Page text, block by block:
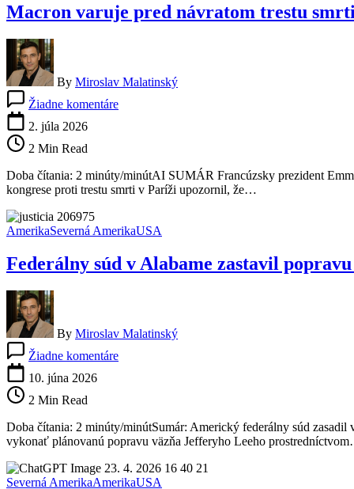
rozdeľujú
Macron varuje pred návratom trestu
By Miroslav Malatinský
Žiadne komentáreMacron
smrti.
Hovorí
nebezpečnom
trende,
naberá
2. júla 2026
2 Min Read
Doba čítania: 2 minúty/minútAI SUMÁR Francúzsky prezident
kongrese proti trestu smrti v Paríži upozornil, že…
AmerikaSeverná AmerikaUSA
Federálny súd v Alabame zastavil
By Miroslav Malatinský
Žiadne komentáreFederálny
popravu
dusíkom:
Kontroverzná
metóda
10. júna 2026
2 Min Read
Doba čítania: 2 minúty/minútSumár: Americký federálny súd
vykonať plánovanú popravu väzňa Jefferyho Leeho
Severná AmerikaAmerikaUSA